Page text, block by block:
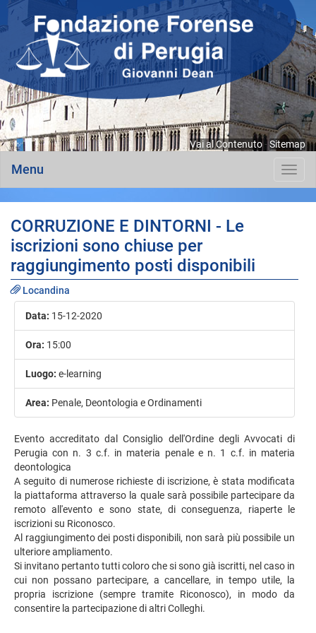
Vai al Contenuto- Sitemap
Menu
CORRUZIONE E DINTORNI - Le
iscrizioni sono chiuse per
raggiungimento posti disponibili
Locandina
Data: 15-12-2020
Ora: 15:00
Luogo: e-learning
Area: Penale, Deontologia e Ordinamenti
Evento accreditato dal Consiglio dell'Ordine degli Avvocati di
Perugia con n. 3 c.f. in materia penale e n. 1 c.f. in materia
deontologica
A seguito di numerose richieste di iscrizione, è stata modificata
la piattaforma attraverso la quale sarà possibile partecipare da
remoto all'evento e sono state, di conseguenza, riaperte le
iscrizioni su Riconosco.
Al raggiungimento dei posti disponibili, non sarà più possibile un
ulteriore ampliamento.
Si invitano pertanto tutti coloro che si sono già iscritti, nel caso in
cui non possano partecipare, a cancellare, in tempo utile, la
propria iscrizione (sempre tramite Riconosco), in modo da
consentire la partecipazione di altri Colleghi.